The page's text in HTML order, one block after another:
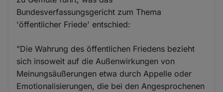
Bundesverfassungsgericht zum Thema
'öffentlicher Friede' entschied:
"Die Wahrung des öffentlichen Friedens bezieht
sich insoweit auf die Außenwirkungen von
Meinungsäußerungen etwa durch Appelle oder
Emotionalisierungen, die bei den Angesprochenen